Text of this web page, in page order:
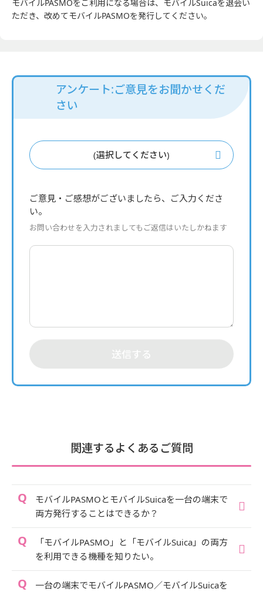
モバイルPASMOをご利用になる場合は、モバイルSuicaを退会い
ただき、改めてモバイルPASMOを発行してください。
アンケート:ご意見をお聞かせくだ
さい
(選択してください)
ご意見・ご感想がございましたら、ご入力くださ
い。
お問い合わせを入力されましてもご返信はいたしかねます
送信する
関連するよくあるご質問
モバイルPASMOとモバイルSuicaを一台の端末で
両方発行することはできるか？
「モバイルPASMO」と「モバイルSuica」の両方
を利用できる機種を知りたい。
一台の端末でモバイルPASMO／モバイルSuicaを